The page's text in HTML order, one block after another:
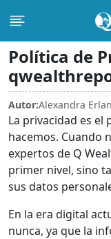
Política de
Autor:Alexandra
La privacidad es
hacemos. Cuando
expertos de Q
primer nivel, sino
sus datos
En la era digital
nunca, ya que la